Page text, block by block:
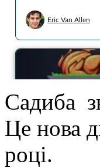
Садиба
Це нова
році.